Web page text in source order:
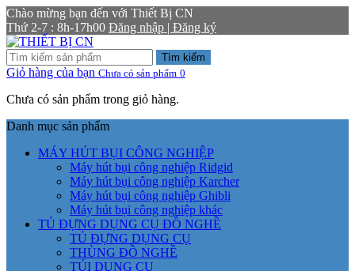
Chào mừng bạn đến với Thiết Bị CN
Thứ 2-7 : 8h-17h00 Đăng nhập | Đăng ký
Tìm kiếm
Giỏ hàng của bạn Chưa có sản phẩm 0
Chưa có sản phẩm trong giỏ hàng.
Danh mục sản phẩm
MÁY HÚT BỤI CÔNG NGHIỆP
Máy hút bụi công nghiệp Ridgid
Máy hút bụi công nghiệp Karcher
Máy hút bụi công nghiệp Ghibli
Máy hút bụi công nghiệp khác
TỦ ĐỰNG DỤNG CỤ ĐỒ NGHỀ
TỦ ĐỰNG DỤNG CỤ
THÙNG ĐỒ NGHỀ
TÚI DỤNG CỤ